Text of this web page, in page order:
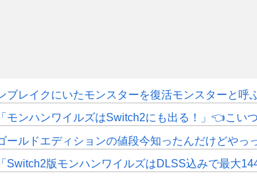
ブレイクにいたモンスターを復活モンスターと呼
モンハンワイルズはSwitch2にも出る！」👈こい
ールドエディションの値段今知ったんだけどやっ
Switch2版モンハンワイルズはDLSS込みで最大